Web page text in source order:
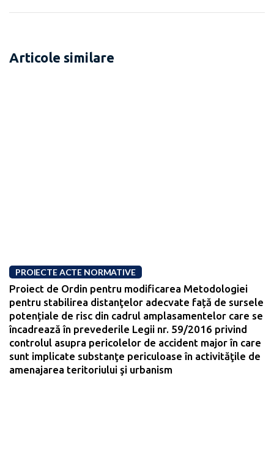
Articole similare
PROIECTE ACTE NORMATIVE
Proiect de Ordin pentru modificarea Metodologiei
pentru stabilirea distanţelor adecvate față de sursele
potențiale de risc din cadrul amplasamentelor care se
încadrează în prevederile Legii nr. 59/2016 privind
controlul asupra pericolelor de accident major în care
sunt implicate substanţe periculoase în activităţile de
amenajarea teritoriului şi urbanism